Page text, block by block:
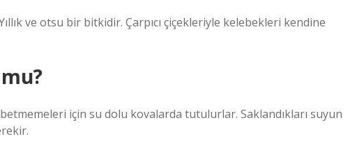
ve otsu bir bitkidir. Çarpıcı çiçekleriyle kelebekleri kendine
için su dolu kovalarda tutulurlar. Saklandıkları suyun